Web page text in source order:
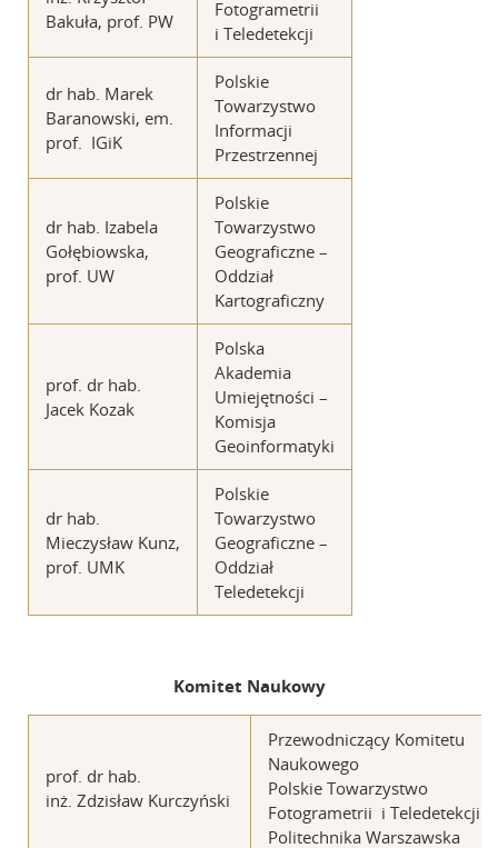
Bakuła, prof. PW
Fotogrametrii
i Teledetekcji
dr hab. Marek
Baranowski, em.
prof. IGiK
Polskie
Towarzystwo
Informacji
Przestrzennej
dr hab. Izabela
Gołębiowska,
prof. UW
Polskie
Towarzystwo
Geograficzne –
Oddział
Kartograficzny
prof. dr hab.
Jacek Kozak
Polska
Akademia
Umiejętności –
Komisja
Geoinformatyki
dr hab.
Mieczysław Kunz,
prof. UMK
Polskie
Towarzystwo
Geograficzne –
Oddział
Teledetekcji
Komitet Naukowy
prof. dr hab.
inż. Zdzisław Kurczyński
Przewodniczący Komitetu
Naukowego
Polskie Towarzystwo
Fotogrametrii i Teledetekcji
Politechnika Warszawska